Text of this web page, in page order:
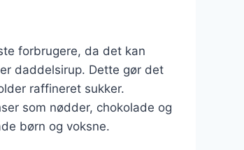
forbrugere, da det kan
daddelsirup. Dette gør det
raffineret sukker.
som nødder, chokolade og
børn og voksne.